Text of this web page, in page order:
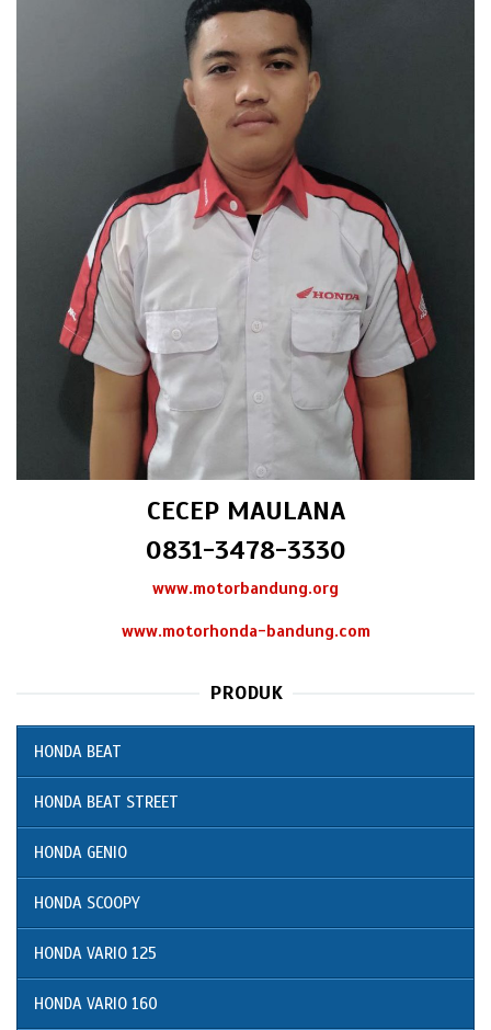
CECEP MAULANA
0831-3478-3330
www.motorbandung.org
www.motorhonda-bandung.com
PRODUK
HONDA BEAT
HONDA BEAT STREET
HONDA GENIO
HONDA SCOOPY
HONDA VARIO 125
HONDA VARIO 160